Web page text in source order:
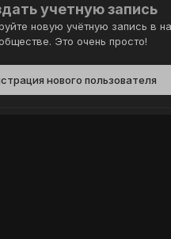
учетную запись
новую учётную запись в
Это очень просто!
нового пользователя